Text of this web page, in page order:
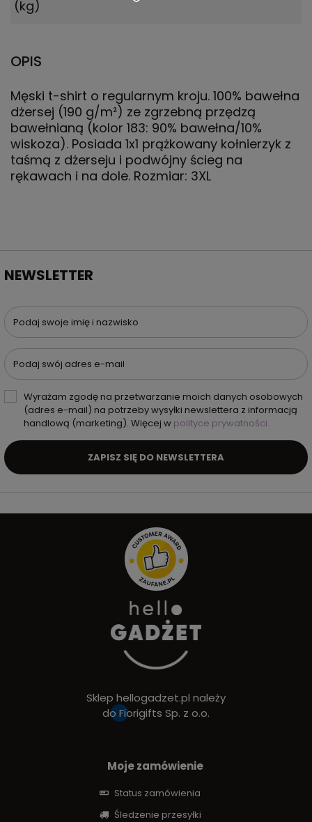
(kg)
OPIS
Męski t-shirt o regularnym kroju. 100% bawełna
dżersej (190 g/m²) ze zgrzebną przędzą
bawełnianą (kolor 183: 90% bawełna/10%
wiskoza). Posiada 1x1 prążkowany kołnierzyk z
taśmą z dżerseju i podwójny ścieg na
rękawach i na dole. Rozmiar: 3XL
NEWSLETTER
Podaj swoje imię i nazwisko
Podaj swój adres e-mail
Wyrażam zgodę na przetwarzanie moich danych osobowych
(adres e-mail) na potrzeby wysyłki newslettera z informacją
handlową (marketing). Więcej w polityce prywatności.
ZAPISZ SIĘ DO NEWSLETTERA
Sklep hellogadzet.pl należy
do Fiorigifts Sp. z o.o.
Moje zamówienie
Status zamówienia
Śledzenie przesyłki